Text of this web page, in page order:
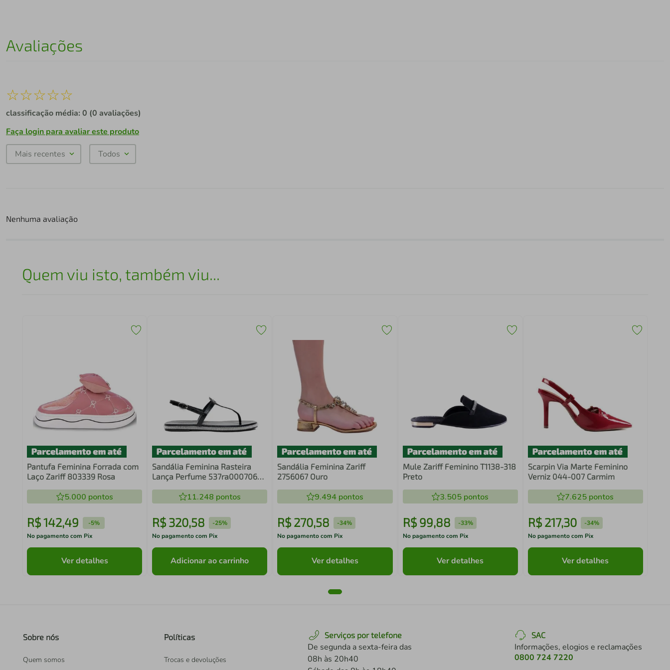
Avaliações
☆☆☆☆☆
classificação média: 0 (0 avaliações)
Faça login para avaliar este produto
Mais recentes Todos
Nenhuma avaliação
Quem viu isto, também viu...
Pantufa Feminina Forrada com
Laço Zariff 803339 Rosa
5.000 pontos
R$142,49 -5%
No pagamento com Pix
Ver detalhes
Sandália Feminina Rasteira
Lança Perfume 537ra000706
11.248 pontos
R$320,58 -25%
No pagamento com Pix
Adicionar ao carrinho
Sandália Feminina Zariff
2756067 Ouro
9.494 pontos
R$270,58 -34%
No pagamento com Pix
Ver detalhes
Mule Zariff Feminino T1138-318
Preto
3.505 pontos
R$ 99,88 -33%
No pagamento com Pix
Ver detalhes
Scarpin Via Marte Feminino
Verniz 044-007 Carmim
7.625 pontos
R$ 217,30 -34%
No pagamento com Pix
Ver detalhes
Sobre nós
Quem somos
Políticas
Trocas e devoluções
Serviços por telefone
De segunda a sexta-feira das
08h às 20h40
SAC
Informações, elogios e reclamações
0800 724 7220